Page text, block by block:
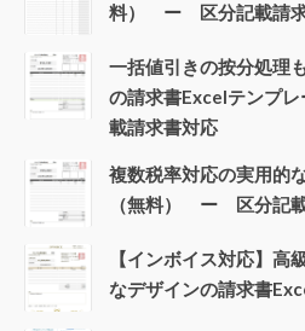
料） ー 区分記載請
一括値引きの按分処理
の請求書Excelテンプ
載請求書対応
複数税率対応の実用的
（無料） ー 区分記
【インボイス対応】高
なデザインの請求書